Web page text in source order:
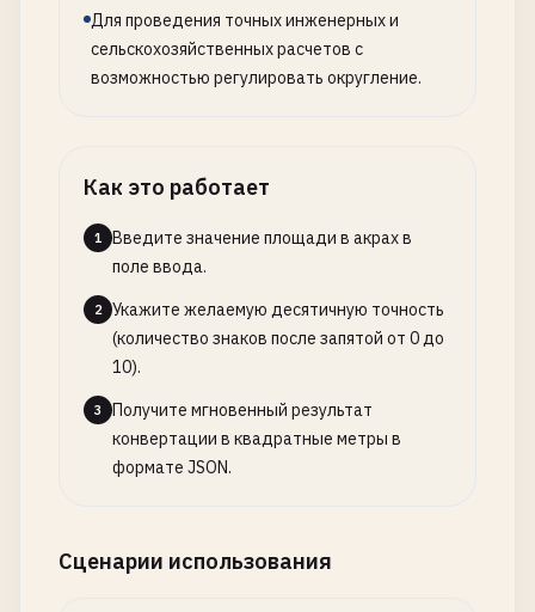
Для проведения точных инженерных и
сельскохозяйственных расчетов с
возможностью регулировать округление.
Как это работает
1
Введите значение площади в акрах в
поле ввода.
2
Укажите желаемую десятичную точность
(количество знаков после запятой от 0 до
10).
3
Получите мгновенный результат
конвертации в квадратные метры в
формате JSON.
Сценарии использования